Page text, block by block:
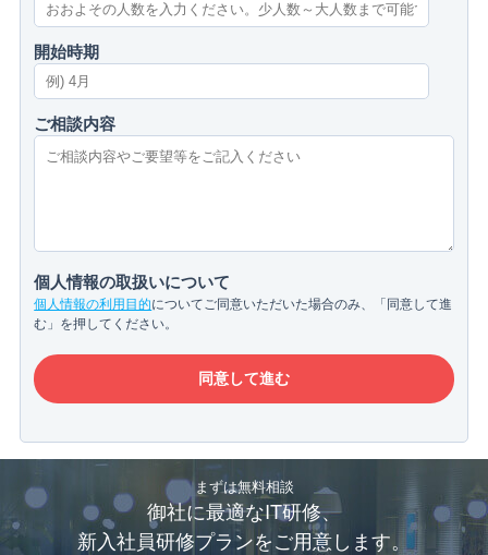
開始時期
ご相談内容
個人情報の取扱いについて
個人情報の利用目的についてご同意いただいた場合のみ、「同意して進
む」を押してください。
まずは無料相談
御社に最適なIT研修、
新入社員研修プランをご用意します。